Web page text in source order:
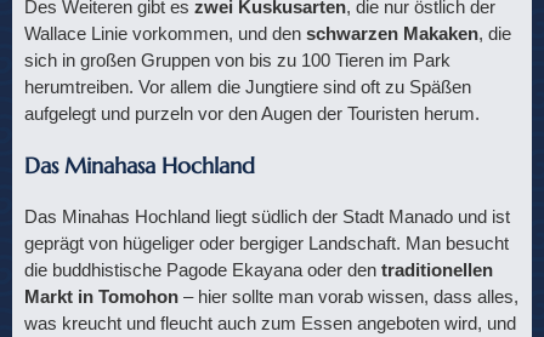
Des Weiteren gibt es zwei Kuskusarten, die nur östlich der
Wallace Linie vorkommen, und den schwarzen Makaken, die
sich in großen Gruppen von bis zu 100 Tieren im Park
herumtreiben. Vor allem die Jungtiere sind oft zu Späßen
aufgelegt und purzeln vor den Augen der Touristen herum.
Das Minahasa Hochland
Das Minahas Hochland liegt südlich der Stadt Manado und ist
geprägt von hügeliger oder bergiger Landschaft. Man besucht
die buddhistische Pagode Ekayana oder den traditionellen
Markt in Tomohon – hier sollte man vorab wissen, dass alles,
was kreucht und fleucht auch zum Essen angeboten wird, und